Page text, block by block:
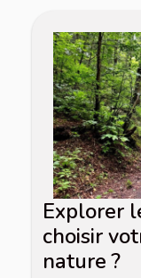
Explorer
choisir
nature ?